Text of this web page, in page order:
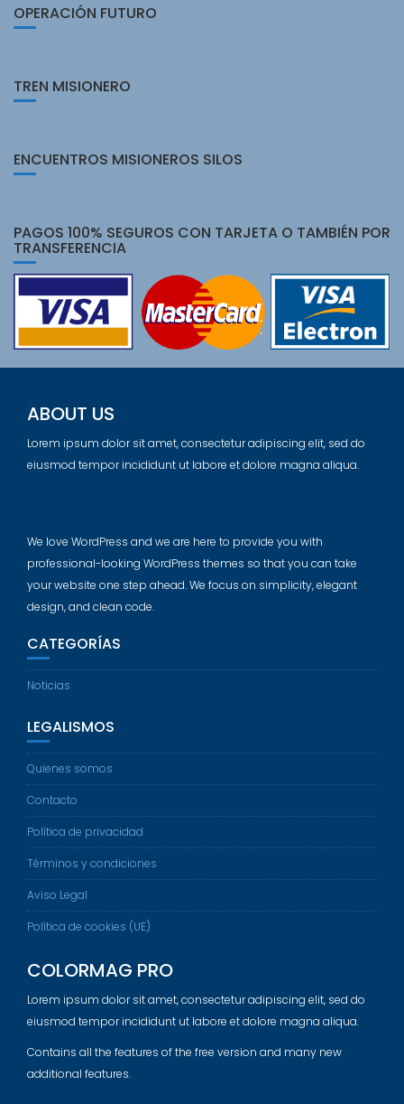
OPERACIÓN FUTURO
TREN MISIONERO
ENCUENTROS MISIONEROS SILOS
PAGOS 100% SEGUROS CON TARJETA O TAMBIÉN POR
TRANSFERENCIA
ABOUT US
Lorem ipsum dolor sit amet, consectetur adipiscing elit, sed do
eiusmod tempor incididunt ut labore et dolore magna aliqua.
We love WordPress and we are here to provide you with
professional-looking WordPress themes so that you can take
your website one step ahead. We focus on simplicity, elegant
design, and clean code.
CATEGORÍAS
Noticias
LEGALISMOS
Quienes somos
Contacto
Política de privacidad
Términos y condiciones
Aviso Legal
Política de cookies (UE)
COLORMAG PRO
Lorem ipsum dolor sit amet, consectetur adipiscing elit, sed do
eiusmod tempor incididunt ut labore et dolore magna aliqua.
Contains all the features of the free version and many new
additional features.